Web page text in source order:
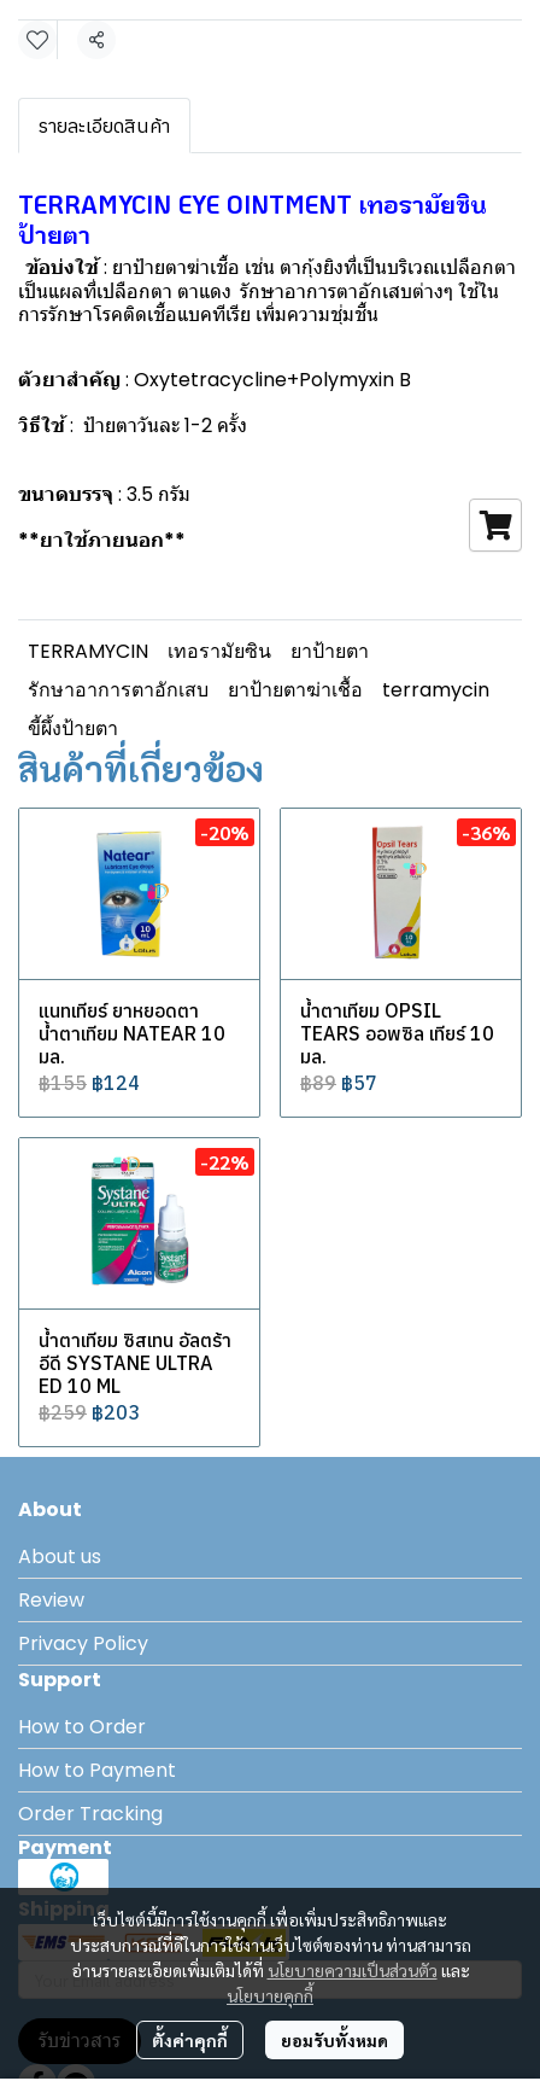
แชร์
รายละเอียดสินค้า
TERRAMYCIN EYE OINTMENT เทอรามัยซิน
ป้ายตา
ข้อบ่งใช้: ยาป้ายตาฆ่าเชื้อ เช่น ตากุ้งยิงที่เป็นบริเวณเปลือกตา
เป็นแผลที่เปลือกตา ตาแดง รักษาอาการตาอักเสบต่างๆ ใช้ใน
การรักษาโรคติดเชื้อแบคทีเรีย เพิ่มความชุ่มชื้น
ตัวยาสำคัญ: Oxytetracycline+Polymyxin B
วิธีใช้: ป้ายตาวันละ 1-2 ครั้ง
ขนาดบรรจุ : 3.5 กรัม
**ยาใช้ภายนอก**
TERRAMYCIN เทอรามัยซิน
ยาป้ายตา
รักษาอาการตาอักเสบ
ยาป้ายตาฆ่าเชื้อ
terramycin
ขี้ผึ้งป้ายตา
สินค้าที่เกี่ยวข้อง
-20%
แนทเทียร์ ยาหยอดตา
น้ำตาเทียม NATEAR 10
มล.
฿155 ฿124
-36%
น้ำตาเทียม OPSIL
TEARS ออพซิล เทียร์ 10
มล.
฿89 ฿57
-22%
น้ำตาเทียม ซิสเทน อัลตร้า
อีดี SYSTANE ULTRA
ED 10 ML
฿259 ฿203
เว็บไซต์นี้มีการใช้งานคุกกี้ เพื่อเพิ่มประสิทธิภาพและ
ประสบการณ์ที่ดีในการใช้งานเว็บไซต์ของท่าน ท่านสามารถ
อ่านรายละเอียดเพิ่มเติมได้ที่ นโยบายความเป็นส่วนตัว และ
นโยบายคุกกี้
ตั้งค่าคุกกี้ ยอมรับทั้งหมด
About
About us
Review
Privacy Policy
Support
How to Order
How to Payment
Order Tracking
Payment
Shipping
รับข่าวสาร